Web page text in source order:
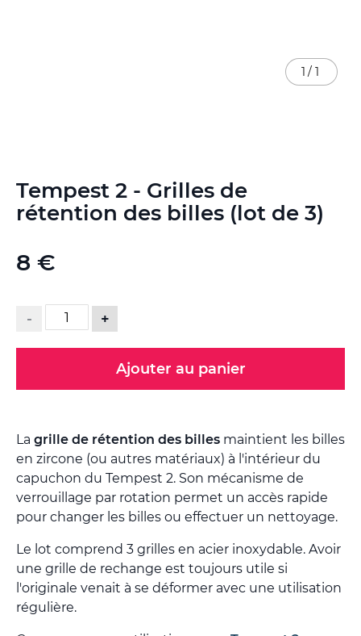
Tempest 2 - Grilles de
rétention des billes (lot de 3)
8 €
- +
Ajouter au panier
La grille de rétention des billes maintient les billes
en zircone (ou autres matériaux) à l'intérieur du
capuchon du Tempest 2. Son mécanisme de
verrouillage par rotation permet un accès rapide
pour changer les billes ou effectuer un nettoyage.
Le lot comprend 3 grilles en acier inoxydable. Avoir
une grille de rechange est toujours utile si
l'originale venait à se déformer avec une utilisation
régulière.
1 / 1
to
the
beginning
the
images